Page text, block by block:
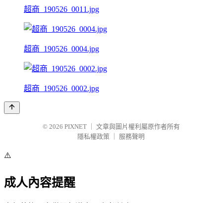
超商_190526_0011.jpg
超商_190526_0004.jpg
超商_190526_0002.jpg
© 2026 PIXNET
文章與圖片權利屬原作者所有
隱私權政策
服務聲明
⚠️
成人內容提醒